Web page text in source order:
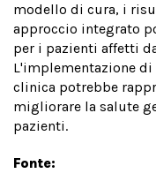
modello di cura, i
approccio integrato
per i pazienti affetti
L'implementazione
clinica potrebbe
migliorare la salute
pazienti.
Fonte: